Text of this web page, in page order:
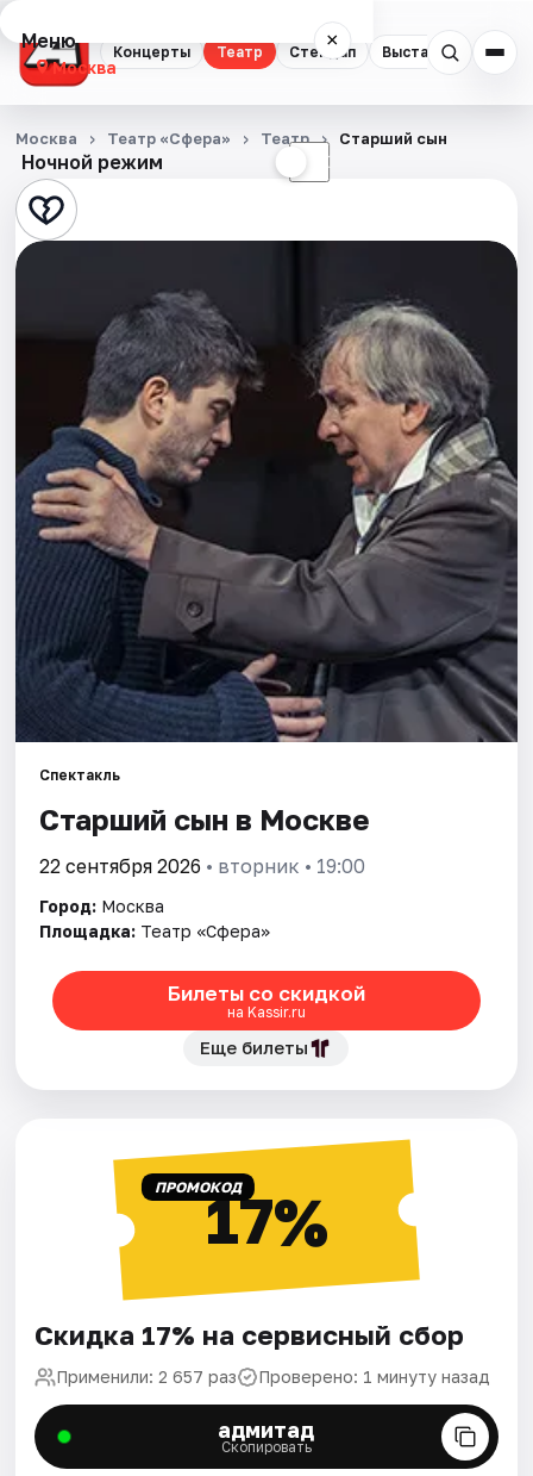
Концерты Театр Стендап Выставки
Меню ×
Москва
Концерты
Театр
Стендап
Экскурсии
Спорт
События
Города
Площадки
Артисты
Ночной режим ☾
Москва Театр «Сфера» Театр Старший сын
Спектакль
Старший сын в Москве
22 сентября 2026 • вторник • 19:00
Город: Москва
Площадка: Театр «Сфера»
Билеты со скидкой
на Kassir.ru
Еще билеты
ПРОМОКОД17%
Скидка 17% на сервисный сбор
Применили: 2 657 раз Проверено: 1 минуту назад
адмитад
Скопировать